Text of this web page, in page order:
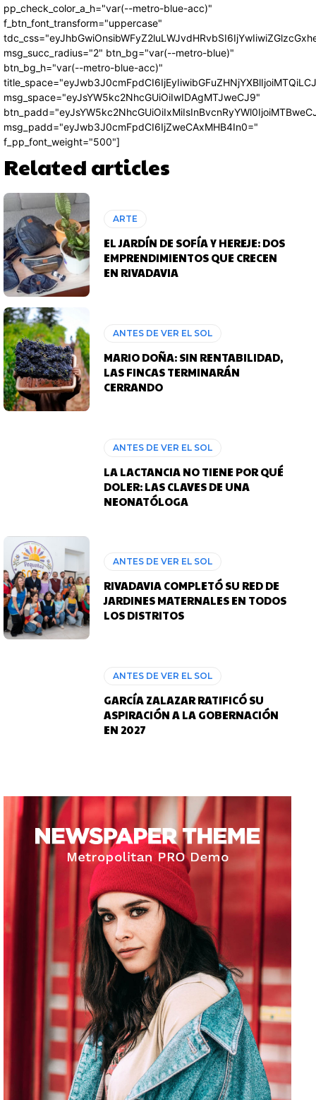
pp_check_color_a_h="var(--metro-blue-acc)"
f_btn_font_transform="uppercase"
msg_succ_radius="2" btn_bg="var(--metro-blue)"
btn_bg_h="var(--metro-blue-acc)"
msg_space="eyJsYW5kc2NhcGUiOiIwIDAgMTJweCJ9"
msg_padd="eyJwb3J0cmFpdCI6IjZweCAxMHB4In0="
f_pp_font_weight="500"]
Related articles
ARTE
EL JARDÍN DE SOFÍA Y HEREJE: DOS
EMPRENDIMIENTOS QUE CRECEN
EN RIVADAVIA
ANTES DE VER EL SOL
MARIO DOÑA: SIN RENTABILIDAD,
LAS FINCAS TERMINARÁN
CERRANDO
ANTES DE VER EL SOL
LA LACTANCIA NO TIENE POR QUÉ
DOLER: LAS CLAVES DE UNA
NEONATÓLOGA
ANTES DE VER EL SOL
RIVADAVIA COMPLETÓ SU RED DE
JARDINES MATERNALES EN TODOS
LOS DISTRITOS
ANTES DE VER EL SOL
GARCÍA ZALAZAR RATIFICÓ SU
ASPIRACIÓN A LA GOBERNACIÓN
EN 2027